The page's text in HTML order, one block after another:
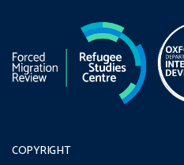
COPYRIGHT